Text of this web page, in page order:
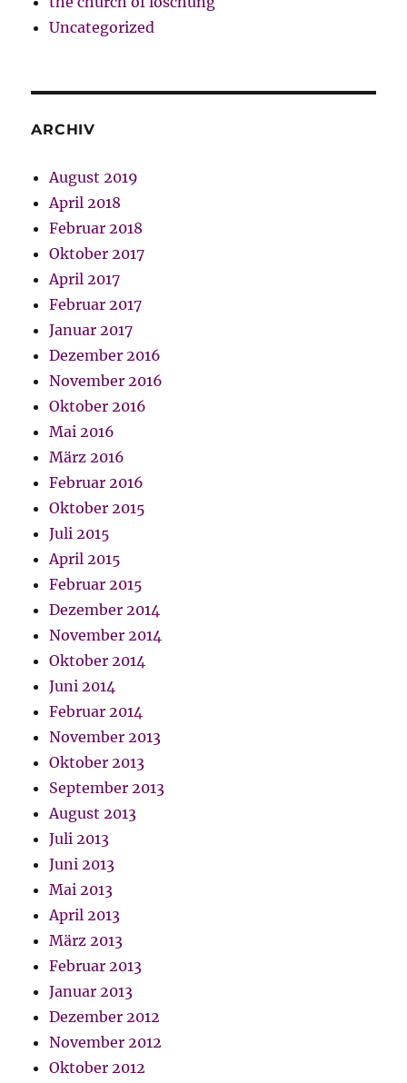
Uncategorized
ARCHIV
August 2019
April 2018
Februar 2018
Oktober 2017
April 2017
Februar 2017
Januar 2017
Dezember 2016
November 2016
Oktober 2016
Mai 2016
März 2016
Februar 2016
Oktober 2015
Juli 2015
April 2015
Februar 2015
Dezember 2014
November 2014
Oktober 2014
Juni 2014
Februar 2014
November 2013
Oktober 2013
September 2013
August 2013
Juli 2013
Juni 2013
Mai 2013
April 2013
März 2013
Februar 2013
Januar 2013
Dezember 2012
November 2012
Oktober 2012